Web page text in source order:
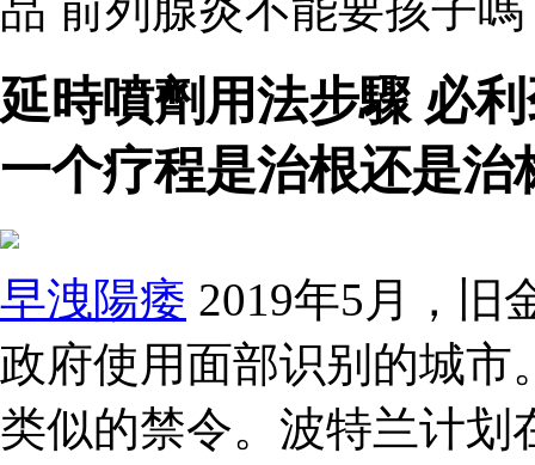
延時噴劑用法步驟 必
一个疗程是治根还是治
早洩陽痿 2019年5月，旧
政府使用面部识别的城市
类似的禁令。波特兰计划